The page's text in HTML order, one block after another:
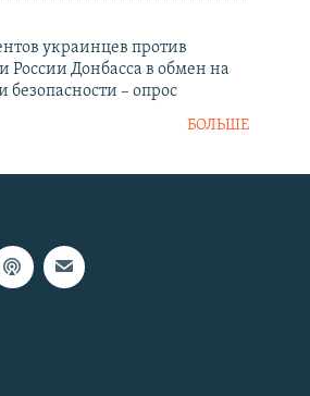
украинцев против
России Донбасса в обмен на
безопасности – опрос
БОЛЬШЕ